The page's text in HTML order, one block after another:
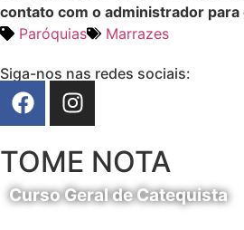
contato com o administrador
Paróquias
Marrazes
Siga-nos nas redes sociais:
TOME NOTA
Curso Geral de Catequista